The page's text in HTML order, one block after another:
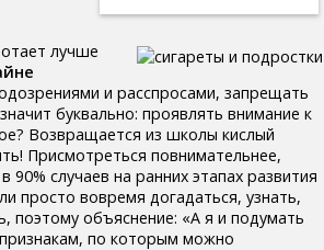
лучше
и расспросами, запрещать
буквально: проявлять внимание к
Возвращается из школы кислый
Присмотреться повнимательнее,
случаев на ранних этапах развития
просто вовремя догадаться, узнать,
поэтому объяснение: «А я и подумать
по которым можно